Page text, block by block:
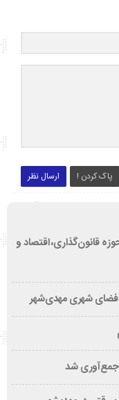
ارسال نظر پاک کردن !
قانون‌گذاری، اقتصاد و
فضای شهری مهدی‌شهر